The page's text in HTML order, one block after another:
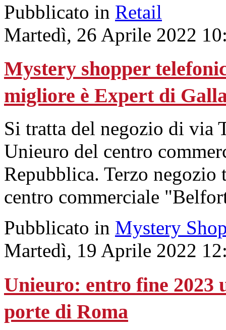
Pubblicato in Retail
Martedì, 26 Aprile 2022
Mystery shopper
migliore è Expert di
Si tratta del negozio di via
Unieuro del centro
Repubblica. Terzo
centro commerciale
Pubblicato in Mystery
Martedì, 19 Aprile 2022
Unieuro: entro fine 2023
porte di Roma